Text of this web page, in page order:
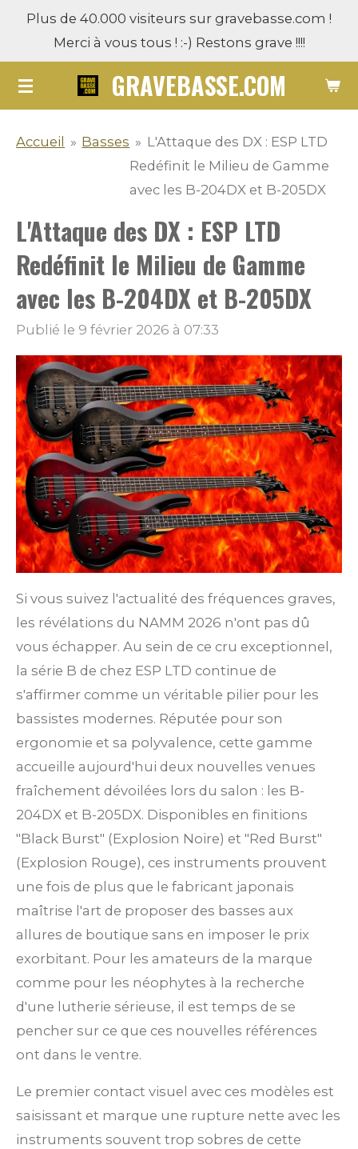
Passer
contenu
principal
GRAVEBASSE.COM
Plus de 40.000 visiteurs sur gravebasse.com !
Merci à vous tous ! :-) Restons grave !!!!
Accueil » Basses » L'Attaque des DX : ESP LTD
Redéfinit le Milieu de Gamme
avec les B-204DX et B-205DX
L'Attaque des DX : ESP LTD
Redéfinit le Milieu de Gamme
avec les B-204DX et B-205DX
Publié le 9 février 2026 à 07:33
Si vous suivez l'actualité des fréquences graves,
les révélations du NAMM 2026 n'ont pas dû
vous échapper. Au sein de ce cru exceptionnel,
la série B de chez ESP LTD continue de
s'affirmer comme un véritable pilier pour les
bassistes modernes. Réputée pour son
ergonomie et sa polyvalence, cette gamme
accueille aujourd'hui deux nouvelles venues
fraîchement dévoilées lors du salon : les B-
204DX et B-205DX. Disponibles en finitions
"Black Burst" (Explosion Noire) et "Red Burst"
(Explosion Rouge), ces instruments prouvent
une fois de plus que le fabricant japonais
maîtrise l'art de proposer des basses aux
allures de boutique sans en imposer le prix
exorbitant. Pour les amateurs de la marque
comme pour les néophytes à la recherche
d'une lutherie sérieuse, il est temps de se
pencher sur ce que ces nouvelles références
ont dans le ventre.
Le premier contact visuel avec ces modèles est
saisissant et marque une rupture nette avec les
instruments souvent trop sobres de cette